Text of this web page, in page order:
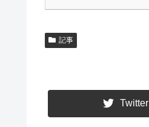
記事
Twitter